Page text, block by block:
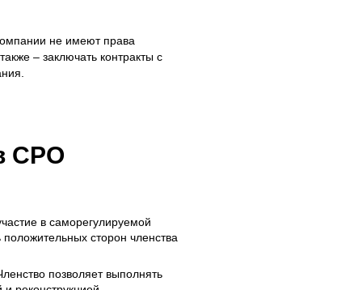
не имеют права
– заключать контракты с
СРО
в саморегулируемой
сторон членства
позволяет выполнять